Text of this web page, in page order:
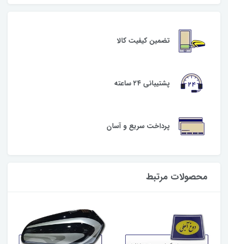
تضمین کیفیت کالا
پشتیبانی ۲۴ ساعته
پرداخت سریع و آسان
محصولات مرتبط